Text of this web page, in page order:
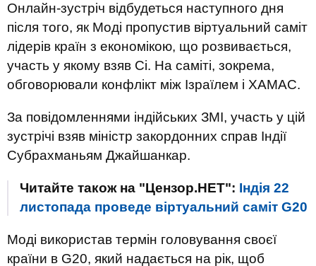
Онлайн-зустріч відбудеться наступного дня
після того, як Моді пропустив віртуальний саміт
лідерів країн з економікою, що розвивається,
участь у якому взяв Сі. На саміті, зокрема,
обговорювали конфлікт між Ізраїлем і ХАМАС.
За повідомленнями індійських ЗМІ, участь у цій
зустрічі взяв міністр закордонних справ Індії
Субрахманьям Джайшанкар.
Читайте також на "Цензор.НЕТ": Індія 22
листопада проведе віртуальний саміт G20
Моді використав термін головування своєї
країни в G20, який надається на рік, щоб